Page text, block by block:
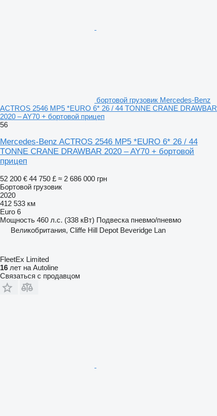
бортовой грузовик Mercedes-Benz
ACTROS 2546 MP5 *EURO 6* 26 / 44 TONNE CRANE DRAWBAR
2020 – AY70 + бортовой прицеп
56
Mercedes-Benz ACTROS 2546 MP5 *EURO 6* 26 / 44
TONNE CRANE DRAWBAR 2020 – AY70 + бортовой
прицеп
52 200 € 44 750 £ ≈ 2 686 000 грн
Бортовой грузовик
2020
412 533 км
Euro 6
Мощность 460 л.с. (338 кВт) Подвеска пневмо/пневмо
Великобритания, Cliffe Hill Depot Beveridge Lan
FleetEx Limited
16 лет на Autoline
Связаться с продавцом